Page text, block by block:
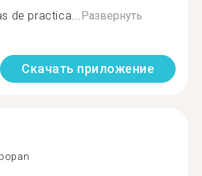
de practica...Развернуть
Скачать приложение